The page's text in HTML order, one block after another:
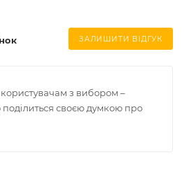
ЗАЛИШИТИ ВІДГУК
з вибором –
своєю думкою про